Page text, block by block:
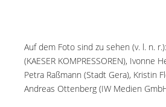
Auf dem Foto sind zu sehen (v. l. n.
(KAESER KOMPRESSOREN), Ivonne
Petra Raßmann (Stadt Gera), Kristin
Andreas Ottenberg (IW Medien